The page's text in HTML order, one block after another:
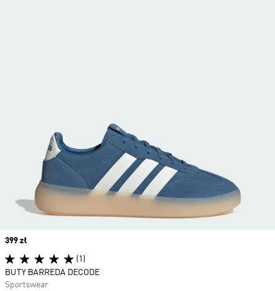
Price
399 zł
(1)
BUTY BARREDA DECODE
Sportswear